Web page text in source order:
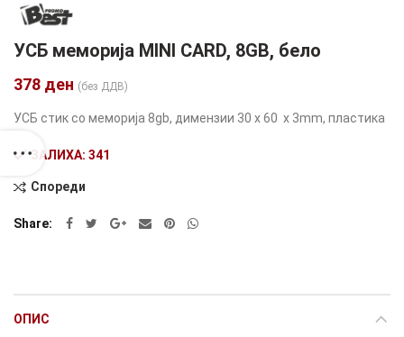
УСБ меморија MINI CARD, 8GB, бело
378 ден (без ДДВ)
УСБ стик со меморија 8gb, димензии 30 x 60 x 3mm, пластика
ЗАЛИХА: 341
Alternative:
Спореди
Share
ОПИС